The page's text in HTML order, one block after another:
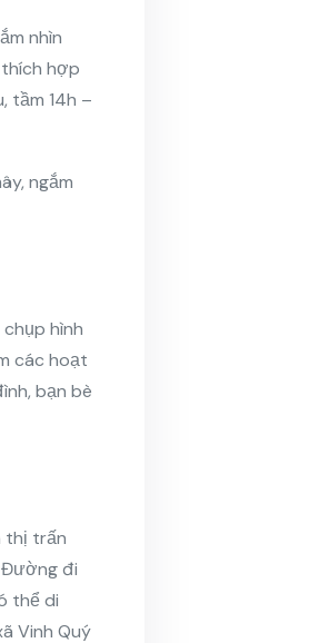
nhìn
hợp
tầm 14h –
ngắm
hình
các hoạt
bạn bè
thị trấn
Đường đi
thể di
Vinh Quý